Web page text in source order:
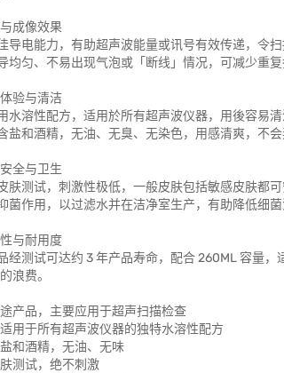
成像效果
导电能力，有助超声波能量或讯号有效传递，令扫
均匀、不易出现气泡或「断线」情况，可减少重
验与清洁
水溶性配方，适用於所有超声波仪器，用後容易
盐和酒精，无油、无臭、无染色，用感清爽，不会
全与卫生
肤测试，刺激性极低，一般皮肤包括敏感皮肤都
菌作用，以过滤水并在洁净室生产，有助降低细
与耐用度
经测试可达约 3 年产品寿命，配合 260ML 容量
浪费。
产品，主要应用于超声扫描检查
用于所有超声波仪器的独特水溶性配方
和酒精，无油、无味
测试，绝不刺激